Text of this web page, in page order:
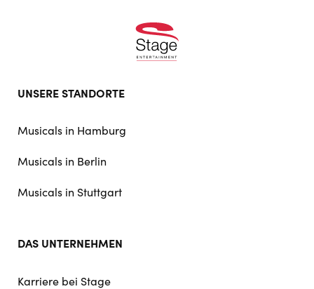
doormat
UNSERE STANDORTE
Musicals in Hamburg
Musicals in Berlin
Musicals in Stuttgart
DAS UNTERNEHMEN
Karriere bei Stage